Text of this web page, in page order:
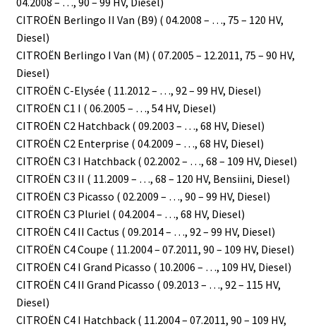
CITROËN Berlingo II Van (B9) ( 04.2008 – …, 75 – 120 HV,
Diesel)
CITROËN Berlingo I Van (M) ( 07.2005 – 12.2011, 75 – 90 HV,
Diesel)
CITROËN C-Elysée ( 11.2012 – …, 92 – 99 HV, Diesel)
CITROËN C1 I ( 06.2005 – …, 54 HV, Diesel)
CITROËN C2 Hatchback ( 09.2003 – …, 68 HV, Diesel)
CITROËN C2 Enterprise ( 04.2009 – …, 68 HV, Diesel)
CITROËN C3 I Hatchback ( 02.2002 – …, 68 – 109 HV, Diesel)
CITROËN C3 II ( 11.2009 – …, 68 – 120 HV, Bensiini, Diesel)
CITROËN C3 Picasso ( 02.2009 – …, 90 – 99 HV, Diesel)
CITROËN C3 Pluriel ( 04.2004 – …, 68 HV, Diesel)
CITROËN C4 II Cactus ( 09.2014 – …, 92 – 99 HV, Diesel)
CITROËN C4 Coupe ( 11.2004 – 07.2011, 90 – 109 HV, Diesel)
CITROËN C4 I Grand Picasso ( 10.2006 – …, 109 HV, Diesel)
CITROËN C4 II Grand Picasso ( 09.2013 – …, 92 – 115 HV,
Diesel)
CITROËN C4 I Hatchback ( 11.2004 – 07.2011, 90 – 109 HV,